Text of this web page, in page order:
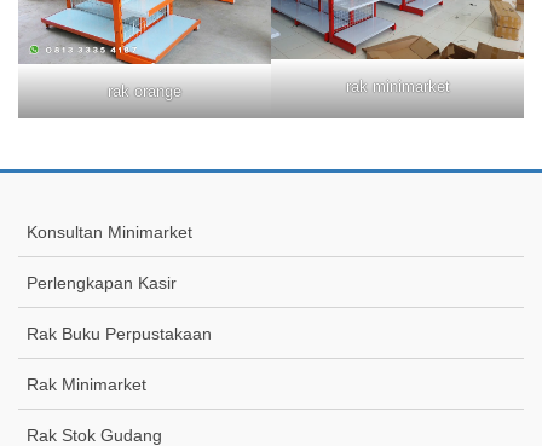
rak orange rak minimarket
Konsultan Minimarket
Perlengkapan Kasir
Rak Buku Perpustakaan
Rak Minimarket
Rak Stok Gudang